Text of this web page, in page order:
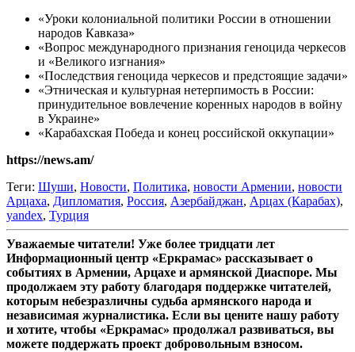
«Уроки колониальной политики России в отношении
народов Кавказа»
«Вопрос международного признания геноцида черкесов
и «Великого изгнания»
«Последствия геноцида черкесов и предстоящие задачи»
«Этническая и культурная нетерпимость в России:
принудительное вовлечение коренных народов в войну
в Украине»
«Карабахская Победа и конец российской оккупации»
https://news.am/
Теги: Шуши, Новости, Политика, новости Армении, новости
Арцаха, Дипломатия, Россия, Азербайджан, Арцах (Карабах),
yandex, Турция
Уважаемые читатели! Уже более тридцати лет
Информационный центр «Еркрамас» рассказывает о
событиях в Армении, Арцахе и армянской Диаспоре. Мы
продолжаем эту работу благодаря поддержке читателей,
которым небезразличны судьба армянского народа и
независимая журналистика. Если вы цените нашу работу
и хотите, чтобы «Еркрамас» продолжал развиваться, вы
можете поддержать проект добровольным взносом.